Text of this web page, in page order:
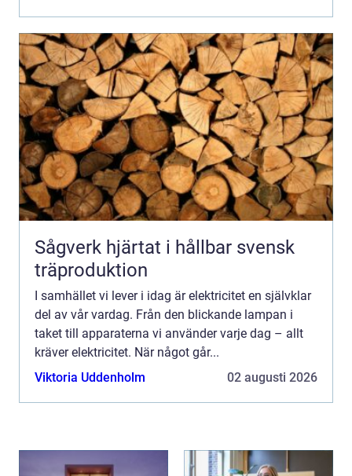
Sågverk hjärtat i hållbar svensk
träproduktion
I samhället vi lever i idag är elektricitet en självklar
del av vår vardag. Från den blickande lampan i
taket till apparaterna vi använder varje dag – allt
kräver elektricitet. När något går...
Viktoria Uddenholm
02 augusti 2026